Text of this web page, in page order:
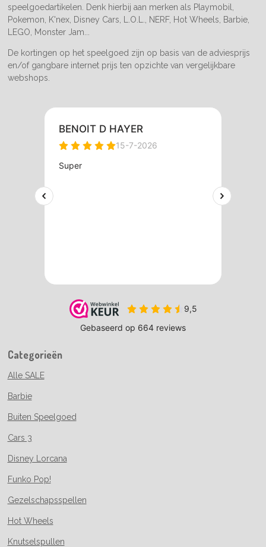
speelgoedartikelen. Denk hierbij aan merken als Playmobil,
Pokemon, K'nex, Disney Cars, L.O.L., NERF, Hot Wheels, Barbie,
LEGO, Monster Jam...
De kortingen op het speelgoed zijn op basis van de adviesprijs
en/of gangbare internet prijs ten opzichte van vergelijkbare
webshops.
Categorieën
Alle SALE
Barbie
Buiten Speelgoed
Cars 3
Disney Lorcana
Funko Pop!
Gezelschapsspellen
Hot Wheels
Knutselspullen